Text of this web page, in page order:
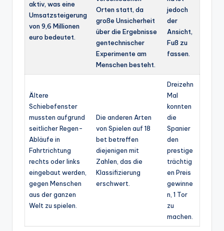
aktiv, was eine
Umsatzsteigerung
von 9,6 Millionen
euro bedeutet.
Orten statt, da
große Unsicherheit
über die Ergebnisse
gentechnischer
Experimente am
Menschen besteht.
jedoch
der
Ansicht,
Fuß zu
fassen.
Ältere
Schiebefenster
mussten aufgrund
seitlicher Regen-
Abläufe in
Fahrtrichtung
rechts oder links
eingebaut werden,
gegen Menschen
aus der ganzen
Welt zu spielen.
Die anderen Arten
von Spielen auf 18
bet betreffen
diejenigen mit
Zahlen, das die
Klassifizierung
erschwert.
Dreizehn
Mal
konnten
die
Spanier
den
prestige
trächtig
en Preis
gewinne
n, 1 Tor
zu
machen.